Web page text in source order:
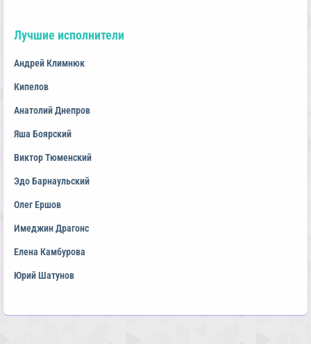
Лучшие исполнители
Андрей Климнюк
Кипелов
Анатолий Днепров
Яша Боярский
Виктор Тюменский
Эдо Барнаульский
Олег Ершов
Имеджин Драгонс
Елена Камбурова
Юрий Шатунов